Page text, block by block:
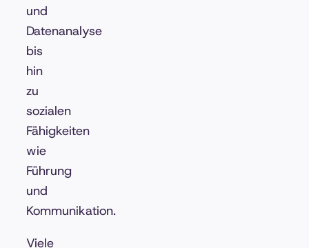
und
Datenanalyse
bis
hin
zu
sozialen
Fähigkeiten
wie
Führung
und
Kommunikation.
Viele